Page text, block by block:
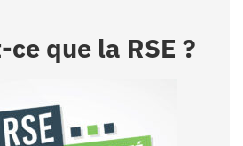
ce que la RSE ?